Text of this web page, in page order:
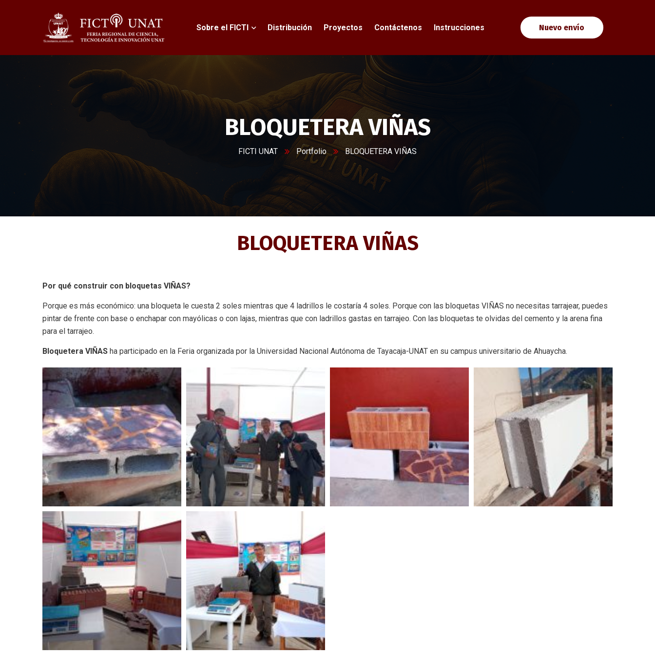
Sobre el FICTI Distribución Proyectos Contáctenos Instrucciones Nuevo envío
BLOQUETERA VIÑAS
FICTI UNAT Portfolio BLOQUETERA VIÑAS
BLOQUETERA VIÑAS
Por qué construir con bloquetas VIÑAS?
Porque es más económico: una bloqueta le cuesta 2 soles mientras que 4 ladrillos le costaría 4 soles. Porque con las bloquetas VIÑAS no necesitas tarrajear, puedes
pintar de frente con base o enchapar con mayólicas o con lajas, mientras que con ladrillos gastas en tarrajeo. Con las bloquetas te olvidas del cemento y la arena fina
para el tarrajeo.
Bloquetera VIÑAS ha participado en la Feria organizada por la Universidad Nacional Autónoma de Tayacaja-UNAT en su campus universitario de Ahuaycha.